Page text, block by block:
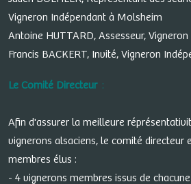
Vigneron Indépendant à Molsheim
Antoine HUTTARD, Assesseur,
Francis BACKERT, Invité, Vigneron
Le Comité Directeur :
Afin d'assurer la meilleure
vignerons alsaciens, le comité directeur
membres élus :
- 4 vignerons membres issus de